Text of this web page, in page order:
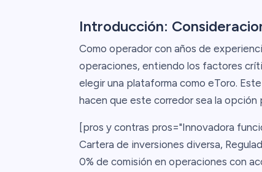
Introducción:
Como operador con años de
operaciones, entiendo los factores
elegir una plataforma como eToro.
hacen que este corredor sea la
[pros y contras pros="Innovadora
Cartera de inversiones diversa,
0% de comisión en operaciones con